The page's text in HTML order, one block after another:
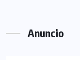
Anuncio